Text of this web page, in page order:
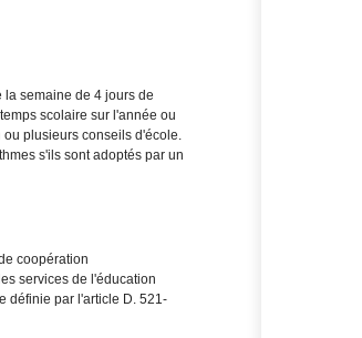
la semaine de 4 jours de
scolaire sur l'année ou
plusieurs conseils d'école.
s'ils sont adoptés par un
coopération
services de l'éducation
définie par l'article D. 521-